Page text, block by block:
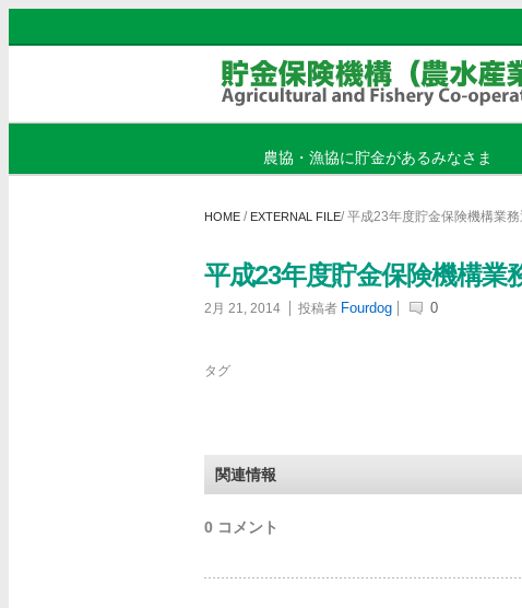
農協・漁協に貯金があるみなさま
HOME / EXTERNAL FILE/平成23年度貯金保険機構業
平成23年度貯金保険機構業
2月 21, 2014 投稿者 Fourdog 0
タグ
関連情報
0 コメント